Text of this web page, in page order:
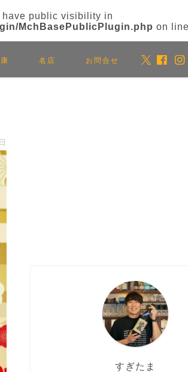
have public visibility in
MchBasePublicPlugin.php on line
名店 お問合せ
すぎたま